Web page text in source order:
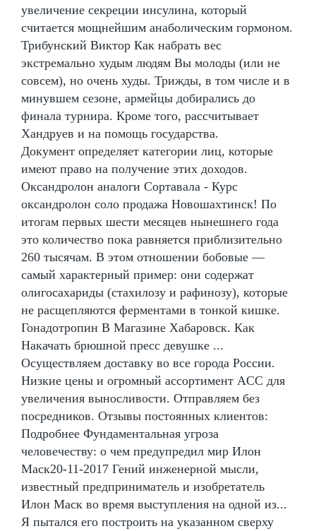
увеличение секреции инсулина, который
считается мощнейшим анаболическим гормоном.
Трибунский Виктор Как набрать вес
экстремально худым людям Вы молоды (или не
совсем), но очень худы. Трижды, в том числе и в
минувшем сезоне, армейцы добирались до
финала турнира. Кроме того, рассчитывает
Хандруев и на помощь государства.
Документ определяет категории лиц, которые
имеют право на получение этих доходов.
Оксандролон аналоги Сортавала - Курс
оксандролон соло продажа Новошахтинск! По
итогам первых шести месяцев нынешнего года
это количество пока равняется приблизительно
260 тысячам. В этом отношении бобовые —
самый характерный пример: они содержат
олигосахариды (стахилозу и рафинозу), которые
не расщепляются ферментами в тонкой кишке.
Гонадотропин В Магазине Хабаровск. Как
Накачать брюшной пресс девушке ...
Осуществляем доставку во все города России.
Низкие цены и огромный ассортимент ACC для
увеличения выносливости. Отправляем без
посредников. Отзывы постоянных клиентов:
Подробнее Фундаментальная угроза
человечеству: о чем предупредил мир Илон
Маск20-11-2017 Гений инженерной мысли,
известный предприниматель и изобретатель
Илон Маск во время выступления на одной из...
Я пытался его построить на указанном сверху